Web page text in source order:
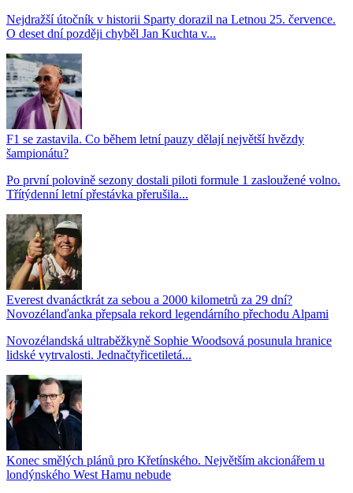
Nejdražší útočník v historii Sparty dorazil na Letnou 25. července.
O deset dní později chyběl Jan Kuchta v...
F1 se zastavila. Co během letní pauzy dělají největší hvězdy
šampionátu?
Po první polovině sezony dostali piloti formule 1 zasloužené volno.
Třítýdenní letní přestávka přerušila...
Everest dvanáctkrát za sebou a 2000 kilometrů za 29 dní?
Novozélanďanka přepsala rekord legendárního přechodu Alpami
Novozélandská ultraběžkyně Sophie Woodsová posunula hranice
lidské vytrvalosti. Jednačtyřicetiletá...
Konec smělých plánů pro Křetínského. Největším akcionářem u
londýnského West Hamu nebude